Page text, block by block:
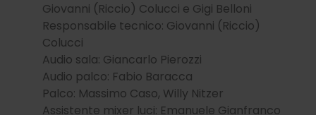
Giovanni (Riccio) Colucci e Gigi Belloni
Responsabile tecnico: Giovanni (Riccio)
Colucci
Audio sala: Giancarlo Pierozzi
Audio palco: Fabio Baracca
Palco: Massimo Caso, Willy Nitzer
Assistente mixer luci: Emanuele Gianfranco